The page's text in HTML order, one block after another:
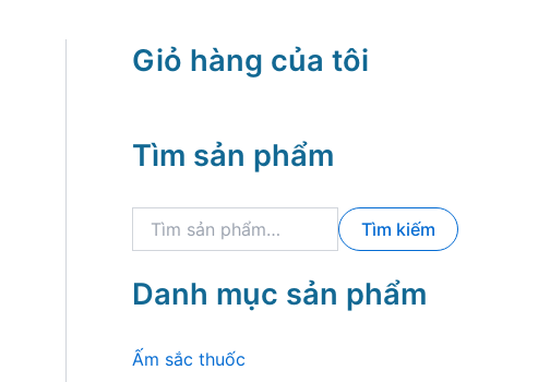
Giỏ hàng của tôi
Tìm sản phẩm
k
m
:
Tìm kiếm
Danh mục sản phẩm
Ấm sắc thuốc